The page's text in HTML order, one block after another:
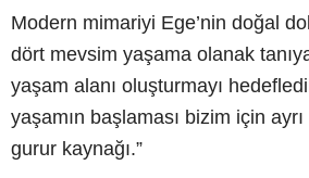
Modern mimariyi Ege’nin doğal
dört mevsim yaşama olanak
yaşam alanı oluşturmayı
yaşamın başlaması bizim için
gurur kaynağı.”